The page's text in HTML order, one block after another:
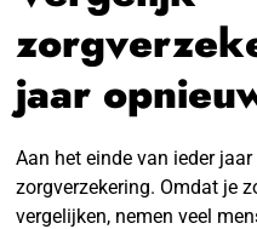
jaar
Aan het einde van ieder
zorgverzekering. Omdat je
vergelijken, nemen veel